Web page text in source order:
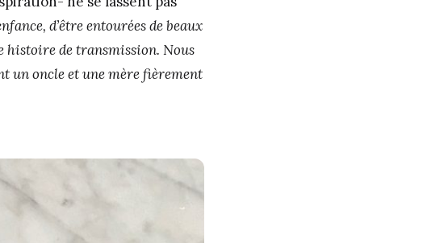
d’être entourées de beaux
de transmission. Nous
un oncle et une mère fièrement